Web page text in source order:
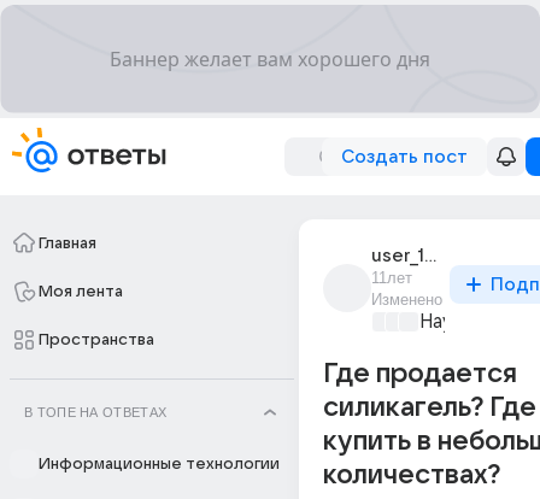
Создать пост
Главная
Моя лента
Пространства
В ТОПЕ НА ОТВЕТАХ
Информационные технологии
user_108675218
11лет
Изменено
Наука
Где продается
силикагель?
купить в
количествах?